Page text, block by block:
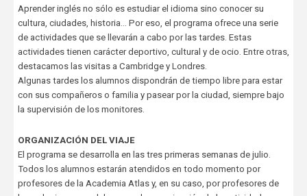
Aprender inglés no sólo es estudiar el idioma sino conocer su
cultura, ciudades, historia... Por eso, el programa ofrece una serie
de actividades que se llevarán a cabo por las tardes. Estas
actividades tienen carácter deportivo, cultural y de ocio. Entre otras,
destacamos las visitas a Cambridge y Londres.
Algunas tardes los alumnos dispondrán de tiempo libre para estar
con sus compañeros o familia y pasear por la ciudad, siempre bajo
la supervisión de los monitores.
ORGANIZACIÓN DEL VIAJE
El programa se desarrolla en las tres primeras semanas de julio.
Todos los alumnos estarán atendidos en todo momento por
profesores de la Academia Atlas y, en su caso, por profesores de